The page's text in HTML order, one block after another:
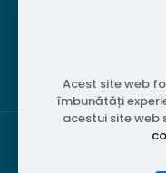
Crișcior,
Acest site web
îmbunătăți
acestui site web